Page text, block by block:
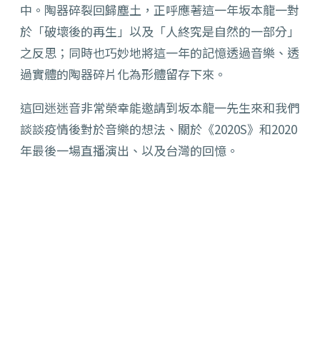
中。陶器碎裂回歸塵土，正呼應著這一年坂本龍一對
於「破壞後的再生」以及「人終究是自然的一部分」
之反思；同時也巧妙地將這一年的記憶透過音樂、透
過實體的陶器碎片化為形體留存下來。
這回迷迷音非常榮幸能邀請到坂本龍一先生來和我們
談談疫情後對於音樂的想法、關於《2020S》和2020
年最後一場直播演出、以及台灣的回憶。